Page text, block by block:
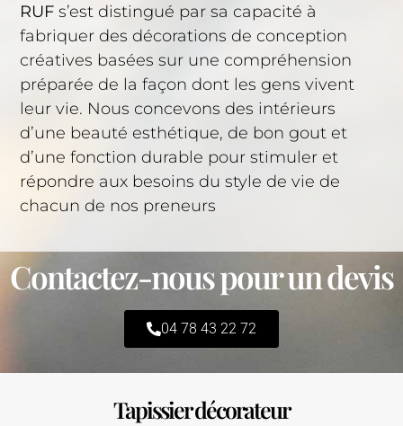
RUF s’est distingué par sa capacité à
fabriquer des décorations de conception
créatives basées sur une compréhension
préparée de la façon dont les gens vivent
leur vie. Nous concevons des intérieurs
d’une beauté esthétique, de bon gout et
d’une fonction durable pour stimuler et
répondre aux besoins du style de vie de
chacun de nos preneurs
Contactez-nous pour un devis
04 78 43 22 72
Tapissier décorateur